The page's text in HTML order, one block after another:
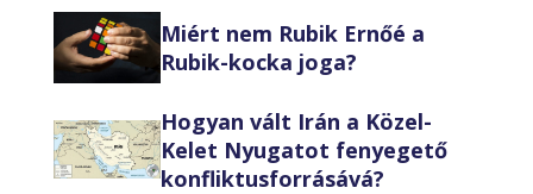
Miért nem Rubik Ernőé a
Rubik-kocka joga?
Hogyan vált Irán a Közel-
Kelet Nyugatot fenyegető
konfliktusforrásává?